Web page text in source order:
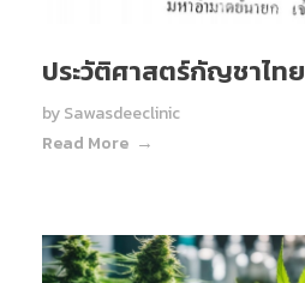
ประวัติศาสตร์กัญชาไทย
bySawasdeeclinic
Read More